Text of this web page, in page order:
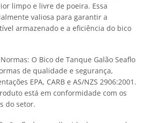
limpo e livre de poeira. Essa
valiosa para garantir a
armazenado e a eficiência do bico
O Bico de Tanque Galão Seaflo
de qualidade e segurança,
EPA, CARB e AS/NZS 2906:2001.
está em conformidade com os
do setor.